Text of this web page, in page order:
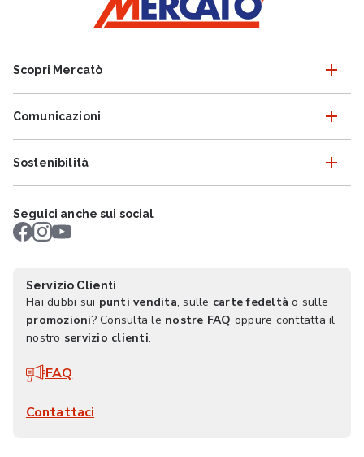
Scopri Mercatò
Comunicazioni
Sostenibilità
Seguici anche sui social
Servizio Clienti
Hai dubbi sui punti vendita, sulle carte fedeltà o sulle
promozioni? Consulta le nostre FAQ oppure conttatta il
nostro servizio clienti.
FAQ
Contattaci